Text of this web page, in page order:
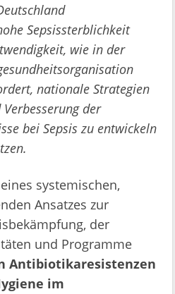
Sepsissterblichkeit
wie in der
nationale Strategien
der
bei Sepsis zu entwickeln
systemischen,
Ansatzes zur
der
und Programme
Antibiotikaresistenzen
im